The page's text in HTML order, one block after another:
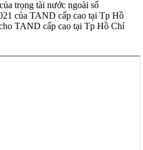
trọng tài nước ngoài số
của TAND cấp cao tại Tp Hồ
TAND cấp cao tại Tp Hồ Chí